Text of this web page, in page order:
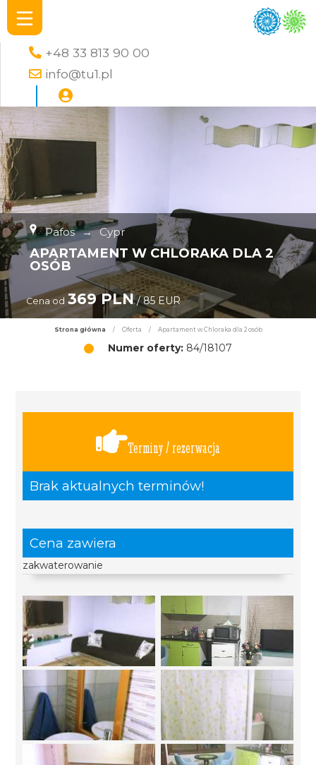
+48 33 813 90 00
info@tu1.pl
Pafos → Cypr
APARTAMENT W CHLORAKA DLA 2
OSÓB
Cena od 369 PLN/ 85 EUR
Strona główna / Oferta / Apartament w Chloraka dla 2 osób
Numer oferty: 84/18107
Terminy / rezerwacja
Brak aktualnych terminów!
Cena zawiera
zakwaterowanie